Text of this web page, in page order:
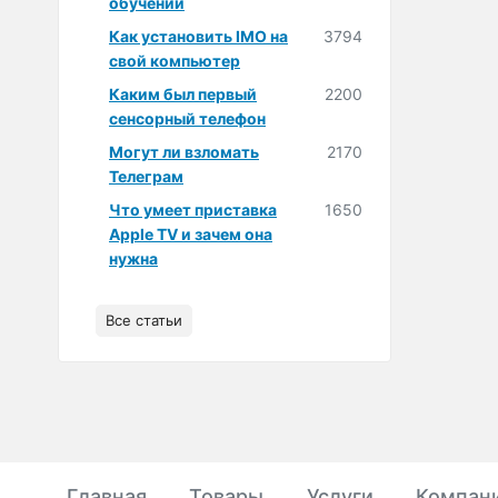
Как установить IMO на
свой компьютер
3794
Каким был первый
сенсорный телефон
2200
Могут ли взломать
Телеграм
2170
Что умеет приставка
Apple TV и зачем она
нужна
1650
Все статьи